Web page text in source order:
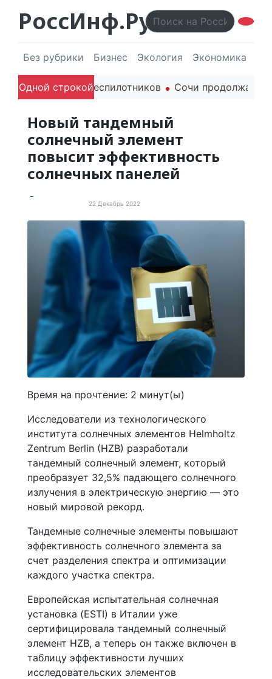
РоссИнф.Ру
Без рубрики Бизнес Экология Экономика
Одной строкойбеспилотников Сочи продолжает
Новый тандемный
солнечный элемент
повысит эффективность
солнечных панелей
22 Декабрь 2022
Время на прочтение: 2 минут(ы)
Исследователи из технологического
института солнечных элементов Helmholtz
Zentrum Berlin (HZB) разработали
тандемный солнечный элемент, который
преобразует 32,5% падающего солнечного
излучения в электрическую энергию — это
новый мировой рекорд.
Тандемные солнечные элементы повышают
эффективность солнечного элемента за
счет разделения спектра и оптимизации
каждого участка спектра.
Европейская испытательная солнечная
установка (ESTI) в Италии уже
сертифицировала тандемный солнечный
элемент HZB, а теперь он также включен в
таблицу эффективности лучших
исследовательских элементов